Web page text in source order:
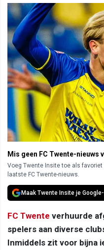
Mis geen FC Twente-nieuws
Voeg Twente Insite toe als
laatste FC Twente-nieuws.
Maak Twente Insite je
FC Twente verhuurde
spelers aan diverse
Inmiddels zit voor bijna